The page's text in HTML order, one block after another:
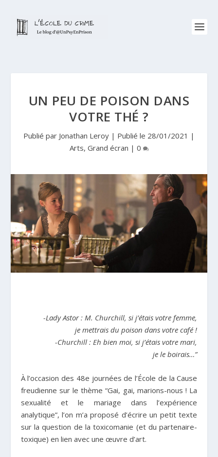
UN PEU DE POISON DANS
VOTRE THÉ ?
Publié par Jonathan Leroy | Publié le 28/01/2021 |
Arts, Grand écran | 0
-Lady Astor : M. Churchill, si j’étais votre femme,
je mettrais du poison dans votre café !
-Churchill : Eh bien moi, si j’étais votre mari,
je le boirais…”
À l’occasion des 48e journées de l’École de la Cause
freudienne sur le thème “Gai, gai, marions-nous ! La
sexualité et le mariage dans l’expérience
analytique”, l’on m’a proposé d’écrire un petit texte
sur la question de la toxicomanie (et du partenaire-
toxique) en lien avec une œuvre d’art.